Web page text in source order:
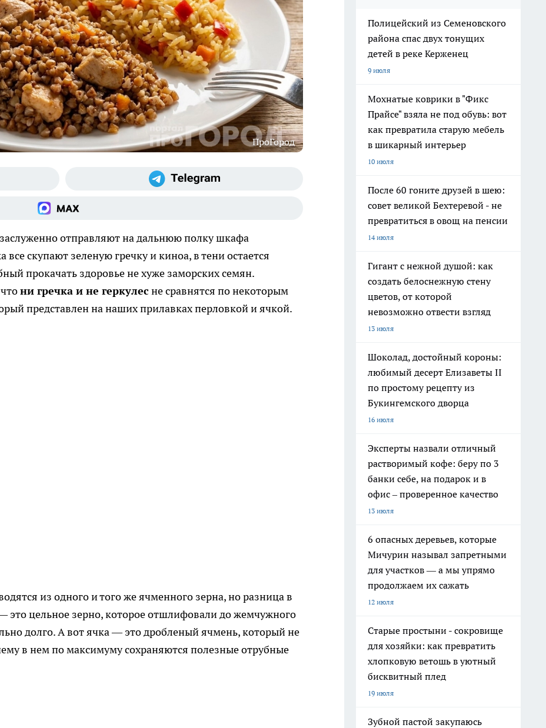
ПроГород
отправляют на дальнюю полку шкафа
скупают зеленую гречку и киноа, в тени остается
прокачать здоровье не хуже заморских семян.
ни гречка и не геркулес не сравнятся по некоторым
представлен на наших прилавках перловкой и ячкой.
из одного и того же ячменного зерна, но разница в
это цельное зерно, которое отшлифовали до жемчужного
долго. А вот ячка — это дробленый ячмень, который не
в нем по максимуму сохраняются полезные отрубные
Полицейский из Семеновского
района спас двух тонущих
детей в реке Керженец
9 июля
Мохнатые коврики в "Фикс
Прайсе" взяла не под обувь: вот
как превратила старую мебель
в шикарный интерьер
10 июля
После 60 гоните друзей в шею:
совет великой Бехтеревой - не
превратиться в овощ на пенсии
14 июля
Гигант с нежной душой: как
создать белоснежную стену
цветов, от которой
невозможно отвести взгляд
13 июля
Шоколад, достойный короны:
любимый десерт Елизаветы II
по простому рецепту из
Букингемского дворца
16 июля
Эксперты назвали отличный
растворимый кофе: беру по 3
банки себе, на подарок и в
офис – проверенное качество
13 июля
6 опасных деревьев, которые
Мичурин называл запретными
для участков — а мы упрямо
продолжаем их сажать
12 июля
Старые простыни - сокровище
для хозяйки: как превратить
хлопковую ветошь в уютный
бисквитный плед
19 июля
Зубной пастой закупаюсь